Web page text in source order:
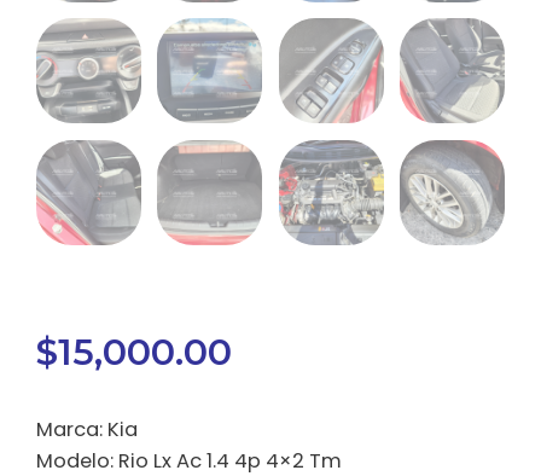
$15,000.00
Marca: Kia
Modelo: Rio Lx Ac 1.4 4p 4×2 Tm